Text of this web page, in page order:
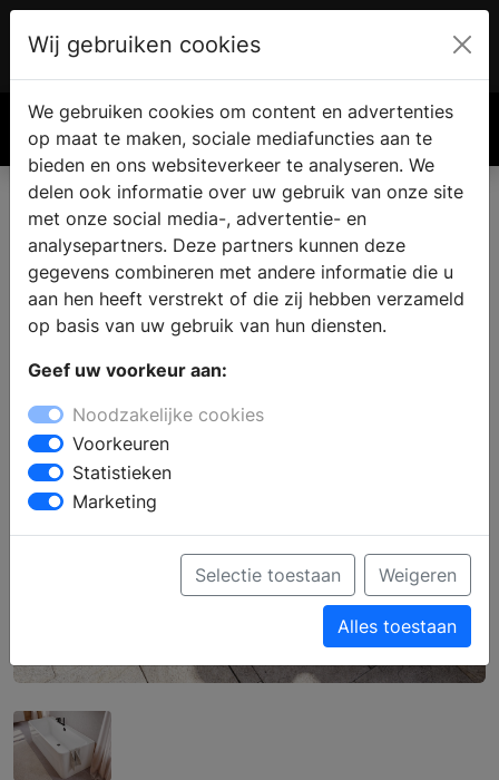
€ 0.00
Wij gebruiken cookies
We gebruiken cookies om content en advertenties
op maat te maken, sociale mediafuncties aan te
bieden en ons websiteverkeer te analyseren. We
delen ook informatie over uw gebruik van onze site
met onze social media-, advertentie- en
analysepartners. Deze partners kunnen deze
gegevens combineren met andere informatie die u
aan hen heeft verstrekt of die zij hebben verzameld
op basis van uw gebruik van hun diensten.
Geef uw voorkeur aan:
Noodzakelijke cookies
Voorkeuren
Statistieken
Marketing
Selectie toestaan Weigeren
Alles toestaan